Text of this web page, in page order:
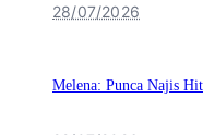
28/07/2026
Melena: Punca Najis